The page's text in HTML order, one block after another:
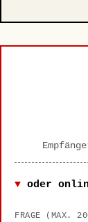
oder
FRAGE (MAX.